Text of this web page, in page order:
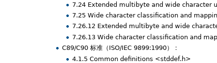
7.24 Extended multibyte and wide character
7.25 Wide character classification and
7.26.12 Extended multibyte and wide
7.26.13 Wide character classification and
C89/C90 标准（ISO/IEC 9899:1990）：
4.1.5 Common definitions <stddef.h>